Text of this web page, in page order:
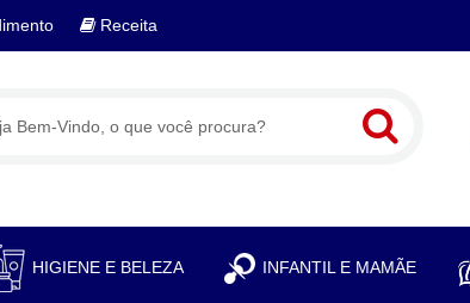
Receita
HIGIENE E BELEZA INFANTIL E MAMÃE